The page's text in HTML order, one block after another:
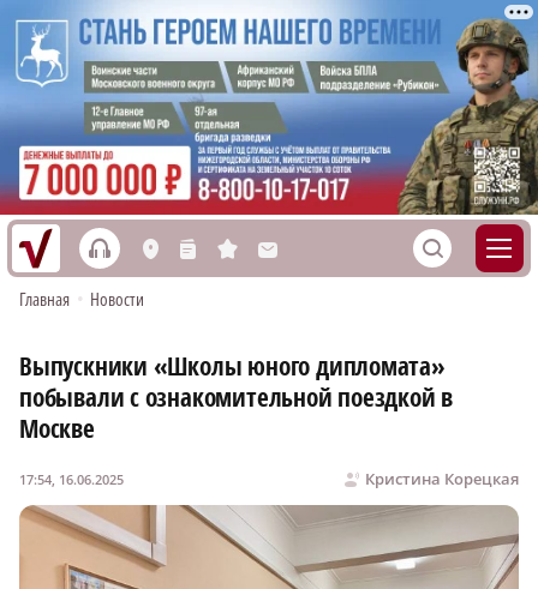
h L n s M S
Главная • Новости
Выпускники «Школы юного дипломата»
побывали с ознакомительной поездкой в
Москве
Кристина Корецкая
17:54, 16.06.2025